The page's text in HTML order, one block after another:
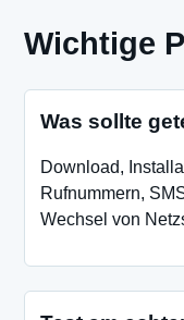
Wichtige
Was sollte
Download,
Rufnummern,
Wechsel von